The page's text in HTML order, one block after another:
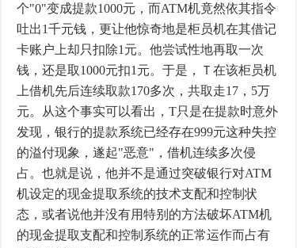
个"0"变成提款1000元，而ATM机竟然依其指令
吐出1千元钱，更让他惊奇地是柜员机在其借记
卡账户上却只扣除1元。他尝试性地再取一次
钱，还是取1000元扣1元。于是，Ｔ在该柜员机
上借机先后连续取款170多次，共取走17，5万
元。从这个事实可以看出，T只是在提款时意外
发现，银行的提款系统已经存在999元这种失控
的溢付现象，遂起"恶意"，借机连续多次侵
占。也就是说，他并不是通过突破银行对ATM
机设定的现金提取系统的技术支配和控制状
态，或者说他并没有用特别的方法破坏ATM机
的现金提取支配和控制系统的正常运作而占有